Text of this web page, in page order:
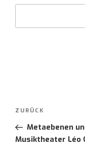
Post
Vorheriger
Beitrag
ZURÜCK
Metaebenen
Musiktheater Léo